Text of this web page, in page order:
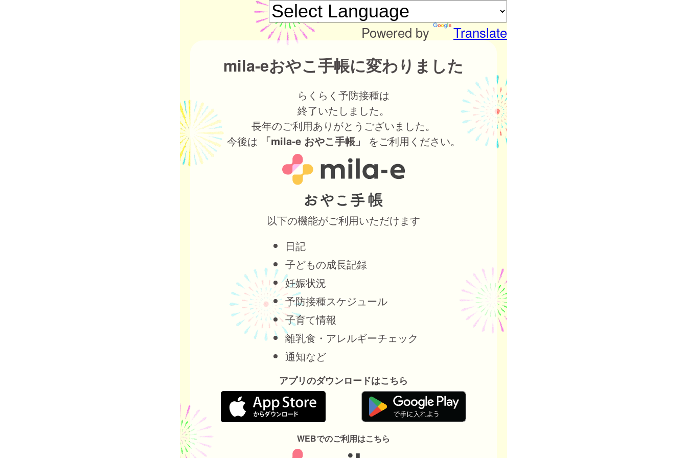
Powered by Translate
mila-eおやこ手帳に変わりました
らくらく予防接種は
終了いたしました。
長年のご利用ありがとうございました。
今後は
「mila-e おやこ手帳」 をご利用ください。
以下の機能がご利用いただけます
日記
子どもの成長記録
妊娠状況
予防接種スケジュール
子育て情報
離乳食・アレルギーチェック
通知など
アプリのダウンロードはこちら
WEBでのご利用はこちら